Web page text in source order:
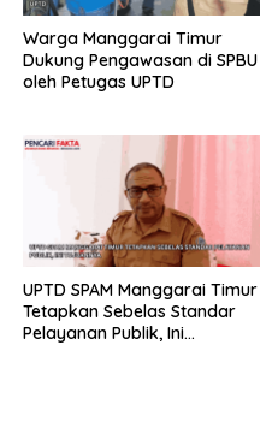
Warga Manggarai Timur
Dukung Pengawasan di SPBU
oleh Petugas UPTD
UPTD SPAM Manggarai Timur
Tetapkan Sebelas Standar
Pelayanan Publik, Ini